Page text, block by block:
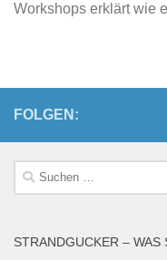
Workshops erklärt wie
FOLGEN:
Suchen
nach:
STRANDGUCKER – WAS